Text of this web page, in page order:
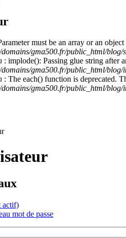
must be an array or an
gma500.fr/public_html/
: implode(): Passing glue string after
gma500.fr/public_html/blog/
: The each() function is deprecated.
gma500.fr/public_html/blog/
actif)
mot de passe